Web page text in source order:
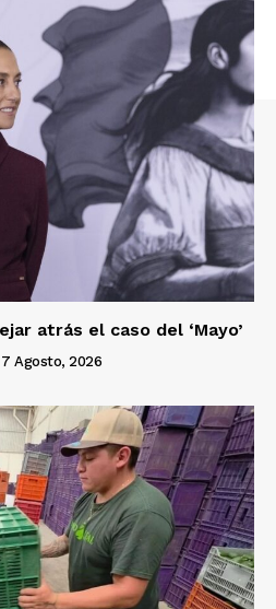
atrás el caso del ‘Mayo’
7 Agosto, 2026